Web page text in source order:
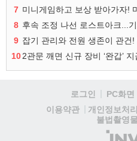
7 미니게임하고 보상 받아가자!
8 후속 조정 나선 로스트아크...
9
102관문 깨면 신규 장비 ‘완갑’
로그인 PC화면
이용약관
개인정보처
불법촬영